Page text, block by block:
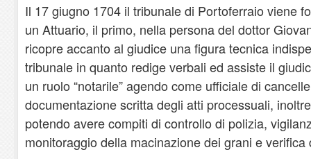
Il 17 giugno 1704 il tribunale di Portoferraio viene
un Attuario, il primo, nella persona del dottor
ricopre accanto al giudice una figura tecnica
tribunale in quanto redige verbali ed assiste il
un ruolo “notarile” agendo come ufficiale di
documentazione scritta degli atti processuali,
potendo avere compiti di controllo di polizia,
monitoraggio della macinazione dei grani e